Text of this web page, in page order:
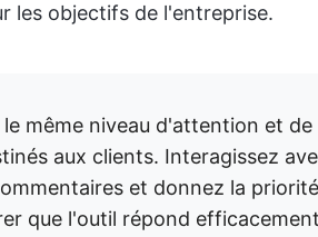
les objectifs de l'entreprise.
même niveau d'attention et de
aux clients. Interagissez
et donnez la
que l'outil répond